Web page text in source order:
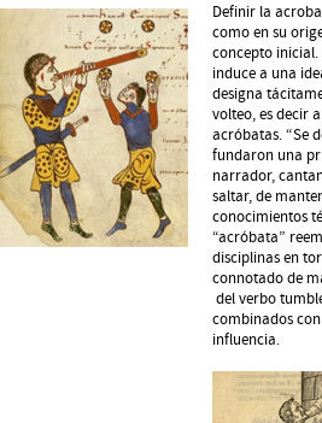
Definir la
como en su
concepto
induce a una
designa
volteo, es decir
acróbatas. “Se
fundaron una
narrador,
saltar, de
conocimientos
“acróbata”
disciplinas en
connotado de
del verbo
combinados
influencia.